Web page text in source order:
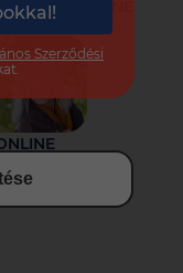
Szerződési